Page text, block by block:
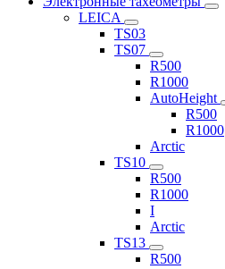
LEICA
TS03
TS07
R500
R1000
AutoHeight
R500
R1000
Arctic
TS10
R500
R1000
I
Arctic
TS13
R500